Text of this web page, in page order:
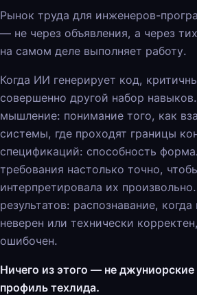
Рынок труда для инженеров-
— не через объявления, а через
на самом деле выполняет работу.
Когда ИИ генерирует код,
совершенно другой набор
мышление: понимание того, как
системы, где проходят границы
спецификаций: способность
требования настолько точно,
интерпретировала их
результатов: распознавание,
неверен или технически
ошибочен.
Ничего из этого — не
профиль техлида.